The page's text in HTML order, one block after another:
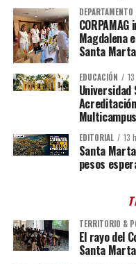
DEPARTAMENTO
Magdalena
Santa Marta
EDUCACIÓN
EDITORIAL 13
Santa
pesos
TERRITORIO &
El rayo del
Santa